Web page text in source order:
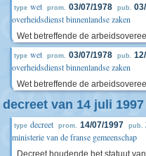
type wet prom. 03/07/1978 pub.
overheidsdienst binnenlandse zaken
Wet betreffende de
type wet prom. 03/07/1978 pub.
overheidsdienst binnenlandse zaken
Wet betreffende de
decreet van 14 juli 1997
type decreet prom. 14/07/1997 pub.
ministerie van de franse gemeenschap
Decreet houdende het statuut